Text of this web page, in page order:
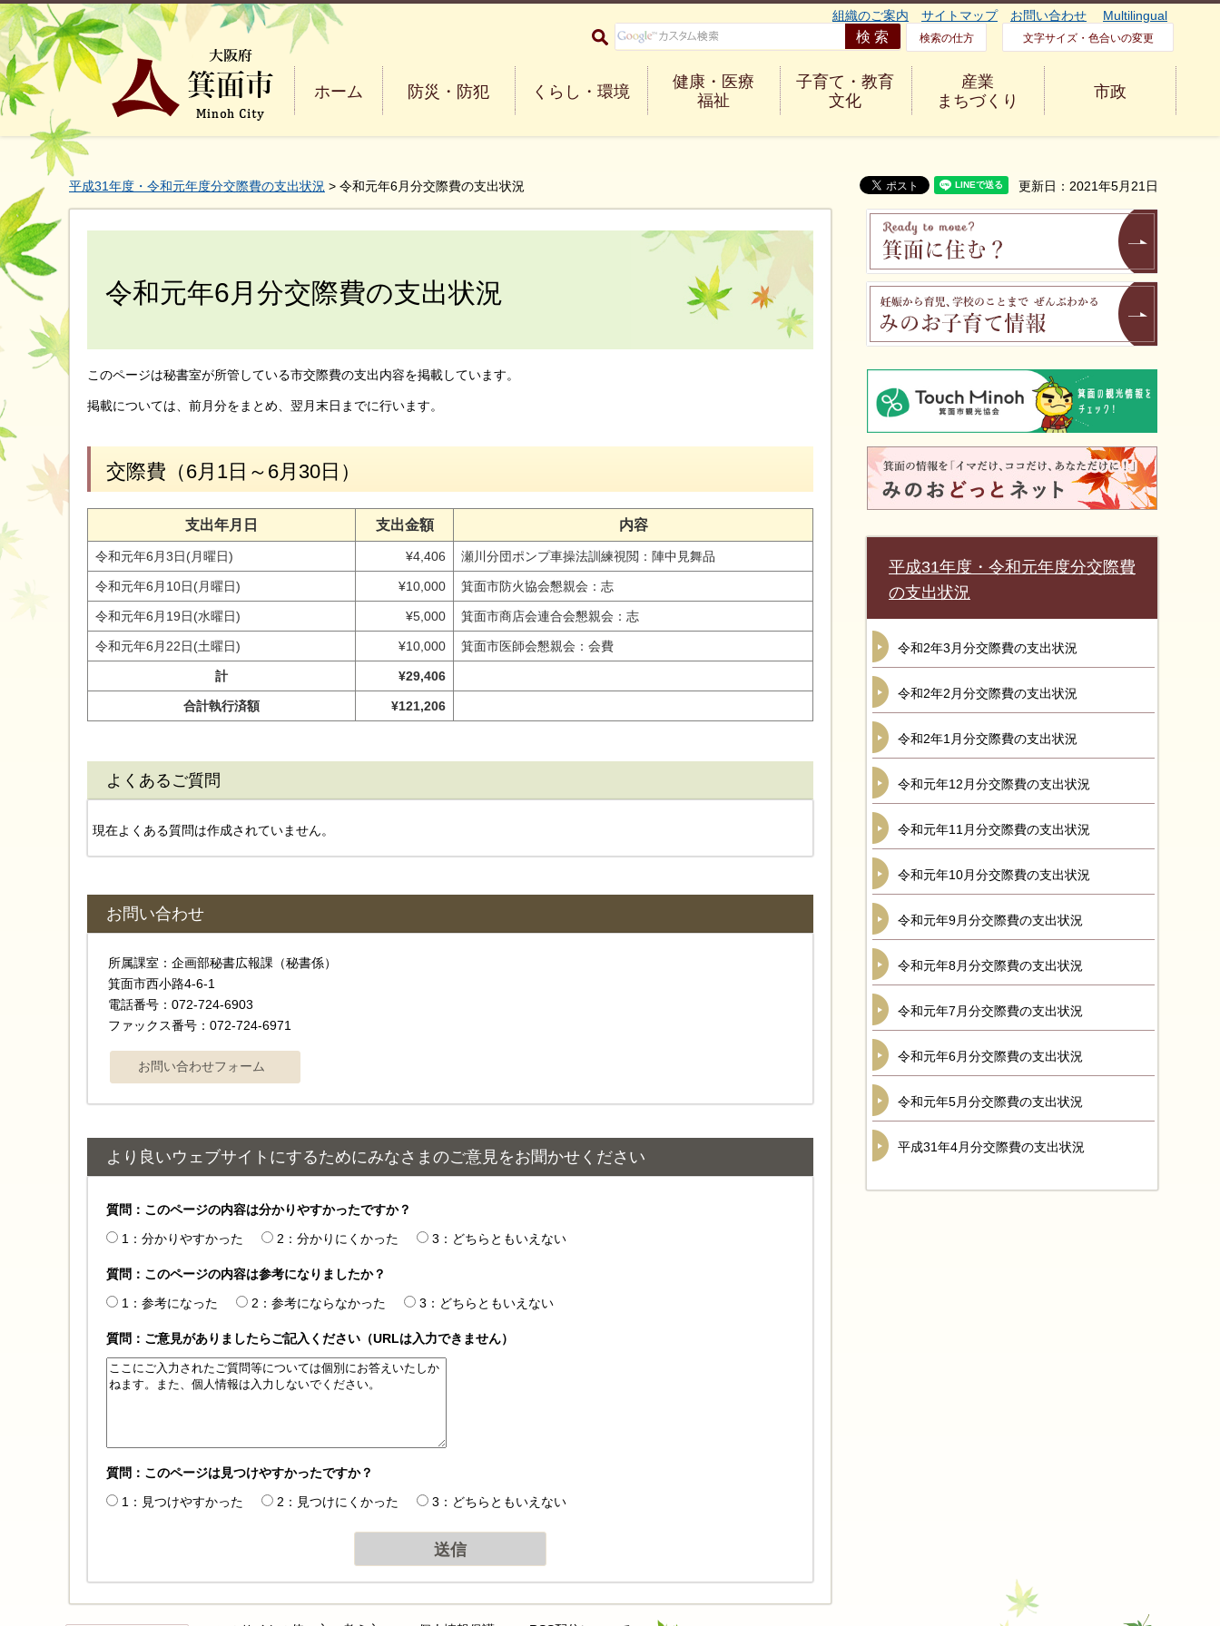
大阪府箕面市 Minoh City
組織のご案内 サイトマップ お問い合わせ Multilingual
検索の仕方 文字サイズ・色合いの変更
ホーム 防災・防犯 くらし・環境
健康・医療
福祉
子育て・教育
文化
産業
まちづくり
市政
平成31年度・令和元年度分交際費の支出状況 > 令和元年6月分交際費の支出状況 更新日：2021年5月21日
令和元年6月分交際費の支出状況
このページは秘書室が所管している市交際費の支出内容を掲載しています。
掲載については、前月分をまとめ、翌月末日までに行います。
交際費（6月1日～6月30日）
支出年月日 支出金額 内容
令和元年6月3日(月曜日) ¥4,406 瀬川分団ポンプ車操法訓練視閲：陣中見舞品
令和元年6月10日(月曜日) ¥10,000 箕面市防火協会懇親会：志
令和元年6月19日(水曜日) ¥5,000 箕面市商店会連合会懇親会：志
令和元年6月22日(土曜日) ¥10,000 箕面市医師会懇親会：会費
計 ¥29,406
合計執行済額 ¥121,206
よくあるご質問
現在よくある質問は作成されていません。
お問い合わせ
所属課室：企画部秘書広報課（秘書係）
箕面市西小路4‐6‐1
電話番号：072-724-6903
ファックス番号：072-724-6971
より良いウェブサイトにするためにみなさまのご意見をお聞かせください
質問：このページの内容は分かりやすかったですか？
1：分かりやすかった
2：分かりにくかった 3：どちらともいえない
質問：このページの内容は参考になりましたか？
1：参考になった
2：参考にならなかった 3：どちらともいえない
質問：ご意見がありましたらご記入ください（URLは入力できません）
質問：このページは見つけやすかったですか？
1：見つけやすかった
2：見つけにくかった 3：どちらともいえない
平成31年度・令和元年度分交際費
の支出状況
令和2年3月分交際費の支出状況
令和2年2月分交際費の支出状況
令和2年1月分交際費の支出状況
令和元年12月分交際費の支出状況
令和元年11月分交際費の支出状況
令和元年10月分交際費の支出状況
令和元年9月分交際費の支出状況
令和元年8月分交際費の支出状況
令和元年7月分交際費の支出状況
令和元年6月分交際費の支出状況
令和元年5月分交際費の支出状況
平成31年4月分交際費の支出状況